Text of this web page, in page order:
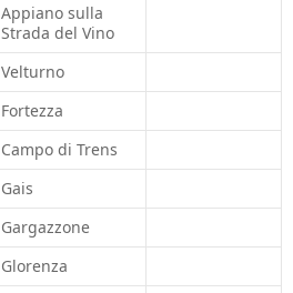
Appiano sulla
Strada del Vino
Velturno
Fortezza
Campo di Trens
Gais
Gargazzone
Glorenza